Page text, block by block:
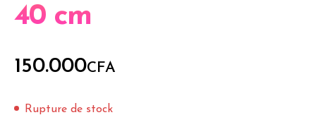
40 cm
150.000CFA
Rupture de stock